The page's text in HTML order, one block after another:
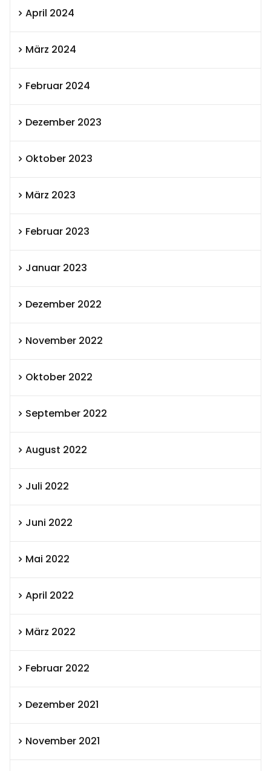
April 2024
März 2024
Februar 2024
Dezember 2023
Oktober 2023
März 2023
Februar 2023
Januar 2023
Dezember 2022
November 2022
Oktober 2022
September 2022
August 2022
Juli 2022
Juni 2022
Mai 2022
April 2022
März 2022
Februar 2022
Dezember 2021
November 2021